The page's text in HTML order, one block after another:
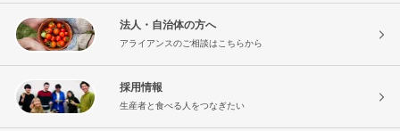
法人・自治体の方へ
アライアンスのご相談はこちらから
採用情報
生産者と食べる人をつなぎたい